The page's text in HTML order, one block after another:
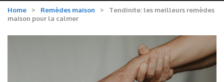
Home > Remèdes maison >
Tendinite: les meilleurs remèdes
maison pour la calmer